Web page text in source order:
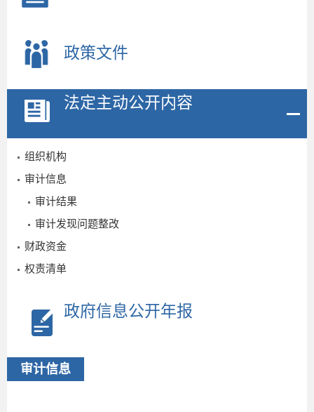
政策文件
法定主动公开内容
组织机构
审计信息
审计结果
审计发现问题整改
财政资金
权责清单
政府信息公开年报
审计信息